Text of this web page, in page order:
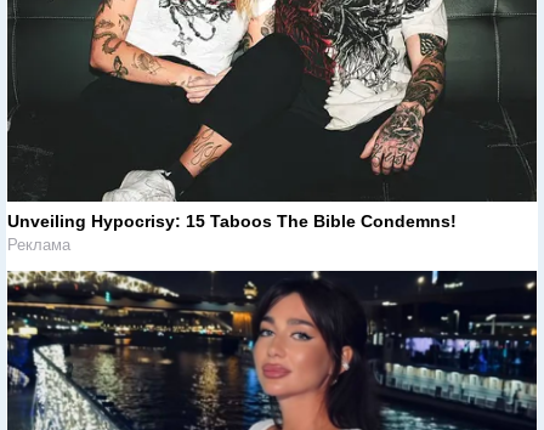
Unveiling Hypocrisy: 15 Taboos The Bible Condemns!
Реклама